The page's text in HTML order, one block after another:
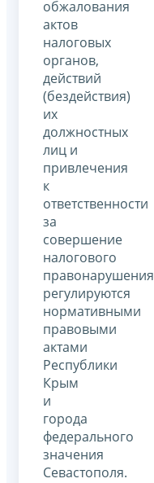
обжалования
актов
налоговых
органов,
действий
(бездействия)
их
должностных
лиц и
привлечения
к
ответственности
за
совершение
налогового
регулируются
нормативными
правовыми
актами
Республики
Крым
и
города
федерального
значения
Севастополя.